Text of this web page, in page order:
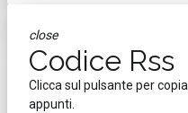
close
Codice Rss
Clicca sul pulsante per
appunti.